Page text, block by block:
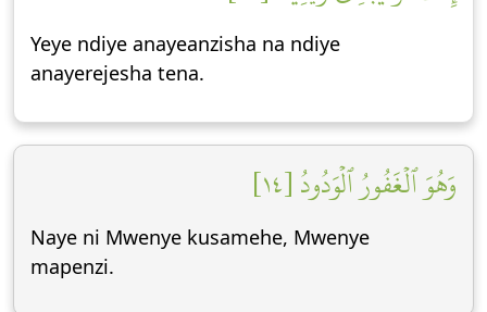
Yeye ndiye anayeanzisha na ndiye
anayerejesha tena.
وَهُوَ ٱلۡغَفُورُ ٱلۡوَدُودُ [١٤]
Naye ni Mwenye kusamehe, Mwenye
mapenzi.